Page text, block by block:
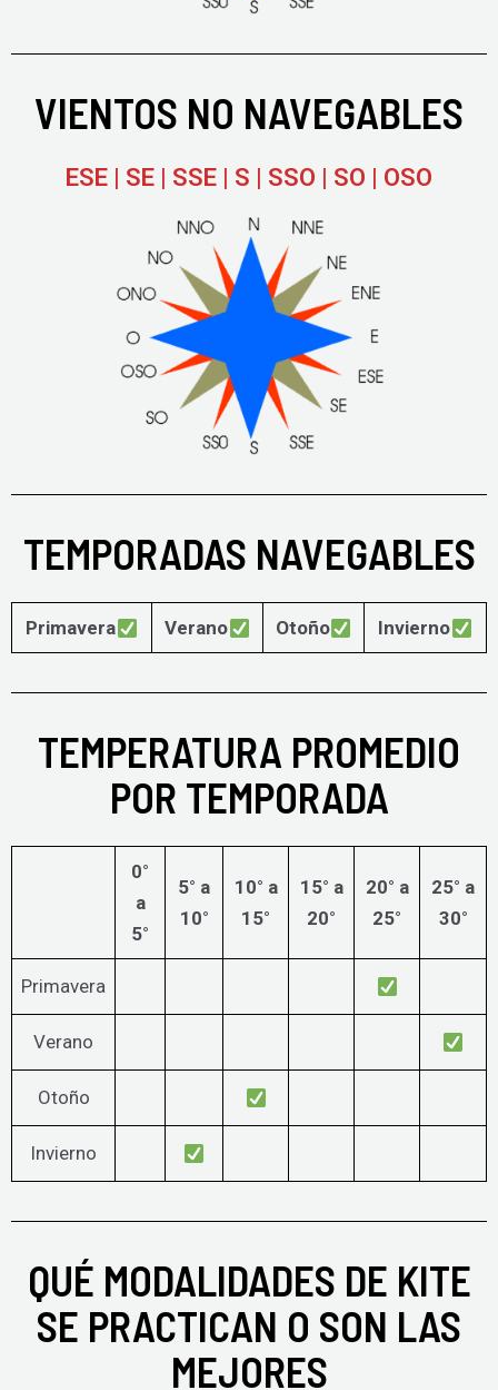
VIENTOS NO NAVEGABLES
ESE | SE | SSE | S | SSO | SO | OSO
TEMPORADAS NAVEGABLES
Primavera Verano Otoño Invierno
TEMPERATURA PROMEDIO
POR TEMPORADA
0°
a
5°
5° a
10°
10° a
15°
15° a
20°
20° a
25°
25° a
30°
Primavera
Verano
Otoño
Invierno
QUÉ MODALIDADES DE KITE
SE PRACTICAN O SON LAS
MEJORES